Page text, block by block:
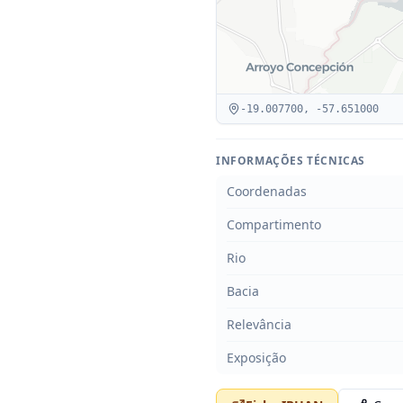
-19.007700, -57.651000
INFORMAÇÕES TÉCNICAS
Coordenadas
Compartimento
Rio
Bacia
Relevância
Exposição